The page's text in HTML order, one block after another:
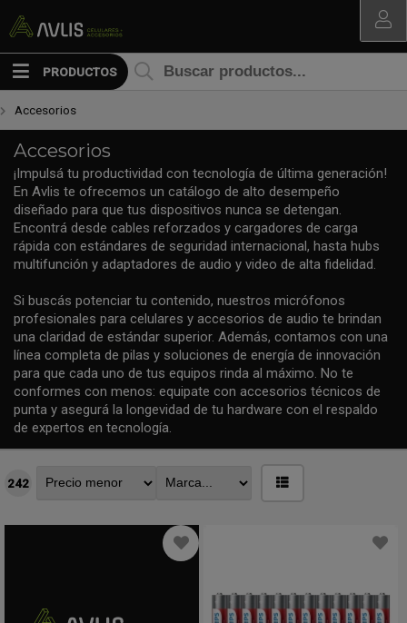
PRODUCTOS
Accesorios
Accesorios
¡Impulsá tu productividad con tecnología de última generación!
En Avlis te ofrecemos un catálogo de alto desempeño
diseñado para que tus dispositivos nunca se detengan.
Encontrá desde cables reforzados y cargadores de carga
rápida con estándares de seguridad internacional, hasta hubs
multifunción y adaptadores de audio y video de alta fidelidad.
Si buscás potenciar tu contenido, nuestros micrófonos
profesionales para celulares y accesorios de audio te brindan
una claridad de estándar superior. Además, contamos con una
línea completa de pilas y soluciones de energía de innovación
para que cada uno de tus equipos rinda al máximo. No te
conformes con menos: equipate con accesorios técnicos de
punta y asegurá la longevidad de tu hardware con el respaldo
de expertos en tecnología.
242